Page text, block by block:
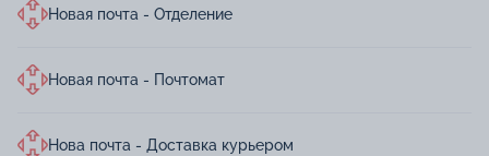
Новая почта - Отделение
Новая почта - Почтомат
Нова почта - Доставка курьером